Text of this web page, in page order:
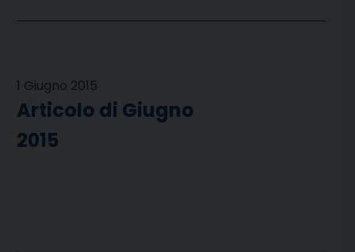
1 Giugno 2015
Articolo di Giugno
2015